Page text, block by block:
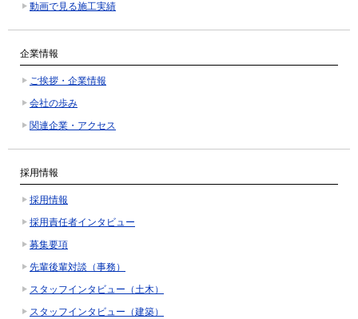
動画で見る施工実績
企業情報
ご挨拶・企業情報
会社の歩み
関連企業・アクセス
採用情報
採用情報
採用責任者インタビュー
募集要項
先輩後輩対談（事務）
スタッフインタビュー（土木）
スタッフインタビュー（建築）